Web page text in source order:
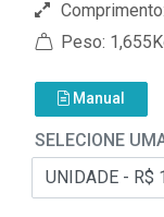
Peso:
Manual
SELECIONE